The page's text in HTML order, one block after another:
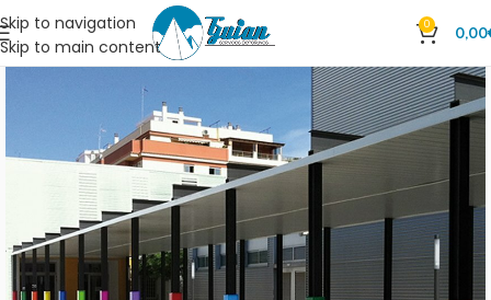
Skip to navigation
Skip to main content
0 0,00